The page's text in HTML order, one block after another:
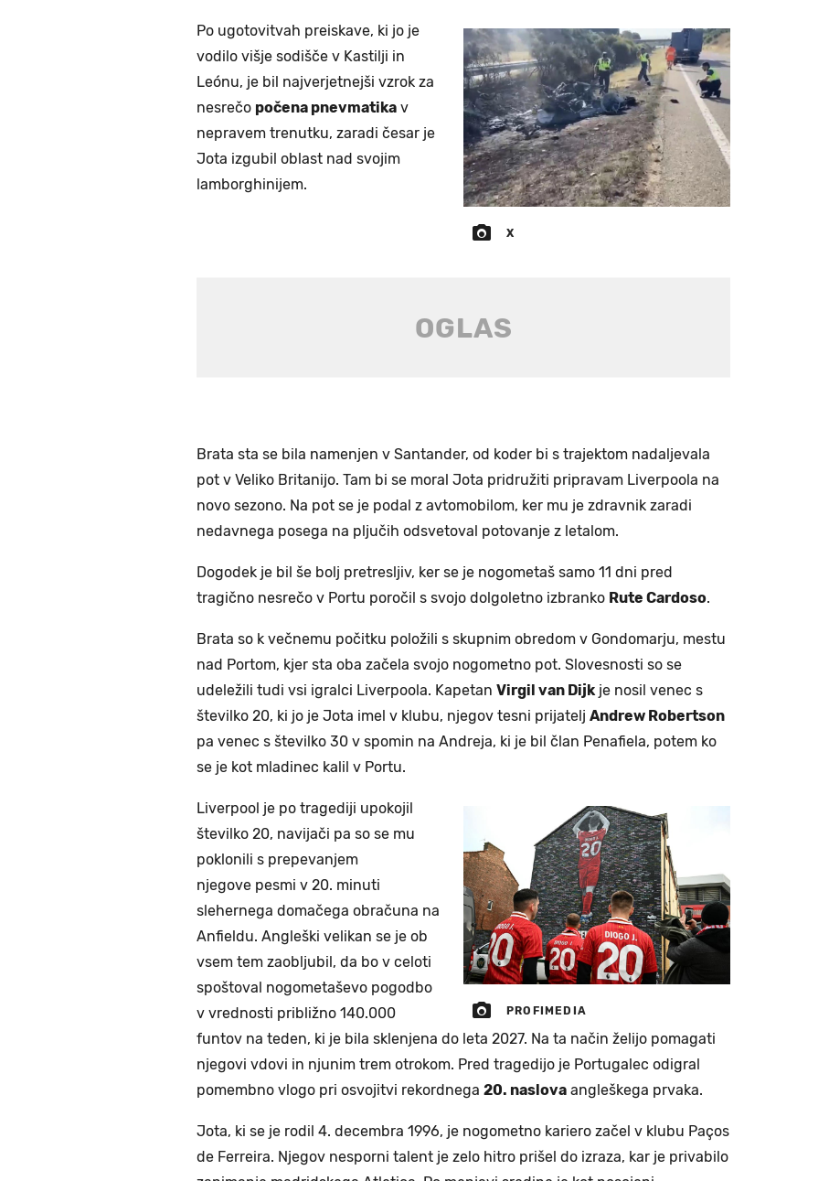
X
Po ugotovitvah preiskave, ki jo je
vodilo višje sodišče v Kastilji in
Leónu, je bil najverjetnejši vzrok za
nesrečo počena pnevmatika v
nepravem trenutku, zaradi česar je
Jota izgubil oblast nad svojim
lamborghinijem.
Brata sta se bila namenjen v Santander, od koder bi s trajektom nadaljevala
pot v Veliko Britanijo. Tam bi se moral Jota pridružiti pripravam Liverpoola na
novo sezono. Na pot se je podal z avtomobilom, ker mu je zdravnik zaradi
nedavnega posega na pljučih odsvetoval potovanje z letalom.
Dogodek je bil še bolj pretresljiv, ker se je nogometaš samo 11 dni pred
tragično nesrečo v Portu poročil s svojo dolgoletno izbranko Rute Cardoso.
Brata so k večnemu počitku položili s skupnim obredom v Gondomarju, mestu
nad Portom, kjer sta oba začela svojo nogometno pot. Slovesnosti so se
udeležili tudi vsi igralci Liverpoola. Kapetan Virgil van Dijkje nosil venec s
številko 20, ki jo je Jota imel v klubu, njegov tesni prijatelj Andrew Robertson
pa venec s številko 30 v spomin na Andreja, ki je bil član Penafiela, potem ko
se je kot mladinec kalil v Portu.
PROFIMEDIA
Liverpool je po tragediji upokojil
številko 20, navijači pa so se mu
poklonili s prepevanjem
njegove pesmi v 20. minuti
slehernega domačega obračuna na
Anfieldu. Angleški velikan se je ob
vsem tem zaobljubil, da bo v celoti
spoštoval nogometaševo pogodbo
v vrednosti približno 140.000
funtov na teden, ki je bila sklenjena do leta 2027. Na ta način želijo pomagati
njegovi vdovi in njunim trem otrokom. Pred tragedijo je Portugalec odigral
pomembno vlogo pri osvojitvi rekordnega 20. naslova angleškega prvaka.
Jota, ki se je rodil 4. decembra 1996, je nogometno kariero začel v klubu Paços
de Ferreira. Njegov nesporni talent je zelo hitro prišel do izraza, kar je privabilo